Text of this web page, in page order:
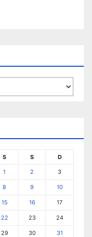
S S D
1 2 3
8 9 10
15 16 17
22 23 24
29 30 31